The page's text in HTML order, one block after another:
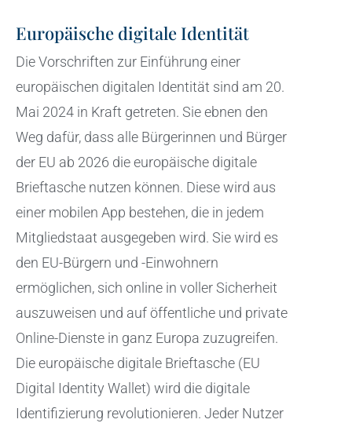
Europäische digitale Identität
Die Vorschriften zur Einführung einer
europäischen digitalen Identität sind am 20.
Mai 2024 in Kraft getreten. Sie ebnen den
Weg dafür, dass alle Bürgerinnen und Bürger
der EU ab 2026 die europäische digitale
Brieftasche nutzen können. Diese wird aus
einer mobilen App bestehen, die in jedem
Mitgliedstaat ausgegeben wird. Sie wird es
den EU-Bürgern und -Einwohnern
ermöglichen, sich online in voller Sicherheit
auszuweisen und auf öffentliche und private
Online-Dienste in ganz Europa zuzugreifen.
Die europäische digitale Brieftasche (EU
Digital Identity Wallet) wird die digitale
Identifizierung revolutionieren. Jeder Nutzer